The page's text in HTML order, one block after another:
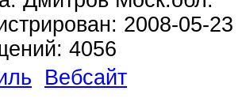
2008-05-23
4056
Вебсайт